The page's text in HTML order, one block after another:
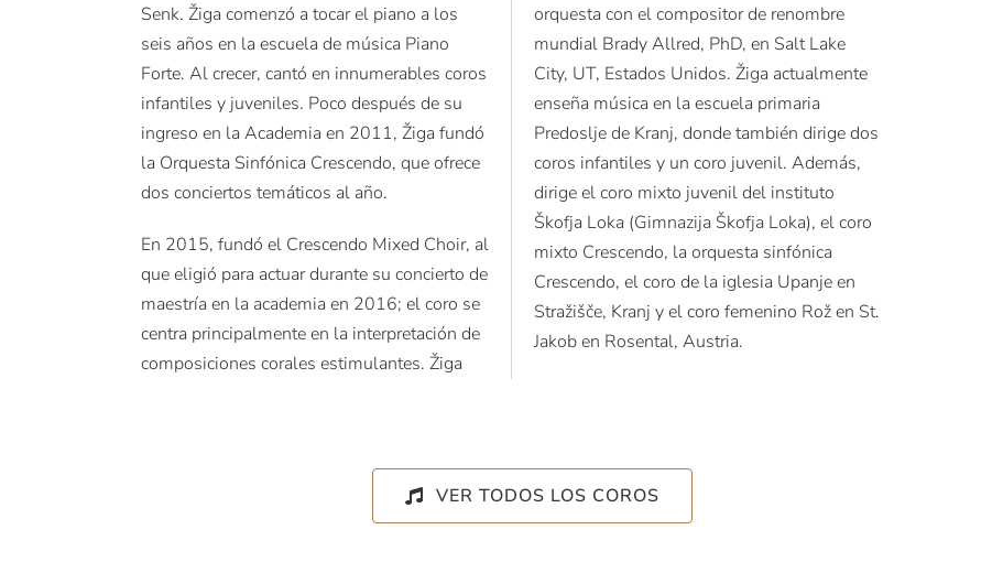
Senk. Žiga comenzó a tocar el piano a los
seis años en la escuela de música Piano
Forte. Al crecer, cantó en innumerables coros
infantiles y juveniles. Poco después de su
ingreso en la Academia en 2011, Žiga fundó
la Orquesta Sinfónica Crescendo, que ofrece
dos conciertos temáticos al año.
En 2015, fundó el Crescendo Mixed Choir, al
que eligió para actuar durante su concierto de
maestría en la academia en 2016; el coro se
centra principalmente en la interpretación de
composiciones corales estimulantes. Žiga
orquesta con el compositor de renombre
mundial Brady Allred, PhD, en Salt Lake
City, UT, Estados Unidos. Žiga actualmente
enseña música en la escuela primaria
Predoslje de Kranj, donde también dirige dos
coros infantiles y un coro juvenil. Además,
dirige el coro mixto juvenil del instituto
Škofja Loka (Gimnazija Škofja Loka), el coro
mixto Crescendo, la orquesta sinfónica
Crescendo, el coro de la iglesia Upanje en
Stražišče, Kranj y el coro femenino Rož en St.
Jakob en Rosental, Austria.
VER TODOS LOS COROS